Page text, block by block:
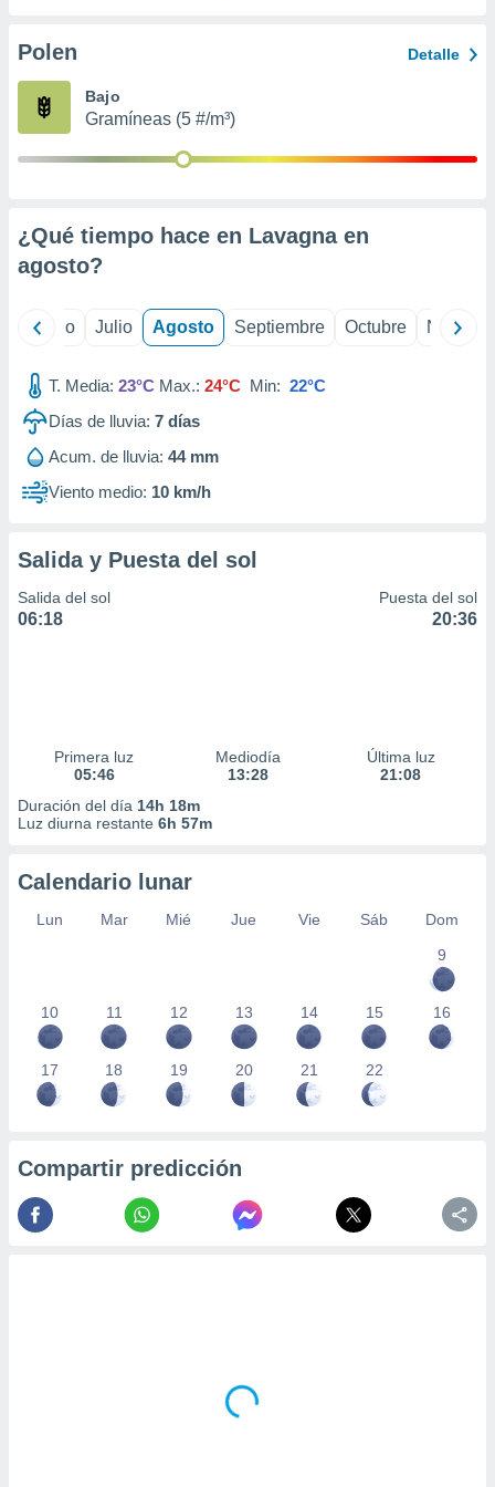
e
mediante
de
1199
Polen Detalle
Bajo
Gramíneas (5 #/m³)
¿Qué tiempo hace en Lavagna en
agosto?
Junio Julio Agosto Septiembre Octubre
T. Media: 23°C Max.: 24°C Min: 22°C
Días de lluvia: 7 días
Acum. de lluvia: 44 mm
Viento medio: 10 km/h
Salida y Puesta del sol
Salida del sol
06:18
Puesta del sol
20:36
Primera luz
05:46
Mediodía
13:28
Última luz
21:08
Duración del día 14h 18m
Luz diurna restante 6h 57m
Calendario lunar
Lun Mar Mié Jue Vie Sáb
Dom
9
10 11 12 13 14 15 16
17 18 19 20 21 22
Compartir predicción